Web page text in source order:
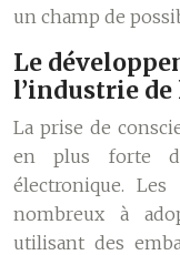
un champ de
Le
l’industrie
La prise de
en plus forte
électronique.
nombreux à
utilisant des